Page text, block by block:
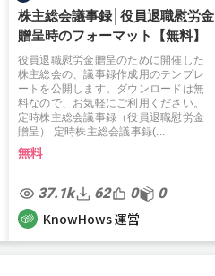
株主総会議事録│役員退職慰労金
贈呈時のフォーマット【無料】
役員退職慰労金贈呈のために開催した
株主総会の、議事録作成用のテンプレ
ートを公開します。ダウンロードは無
料なので、お気軽にご利用ください。
定時株主総会議事録（役員退職慰労金
贈呈） 定時株主総会議事録(...
無料
37.1k 62 0 0
KnowHows 運営